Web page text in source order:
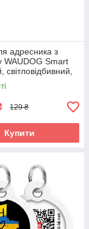
адресника з
WAUDOG Smart
світловідбивний,
25-45 см
129 ₴
Купити